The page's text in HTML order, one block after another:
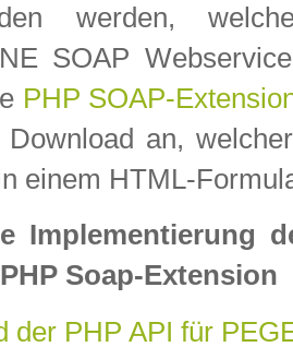
werden,
SOAP
PHP SOAP-
an,
einem HTML-
Implementierung
Soap-Extension
der PHP API für